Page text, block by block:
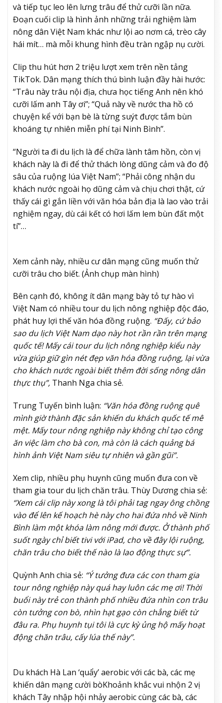
và tiếp tục leo lên lưng trâu để thử cưỡi lần nữa.
Đoạn cuối clip là hình ảnh những trải nghiệm làm
nông dân Việt Nam khác như lội ao nơm cá, trèo cây
hái mít… mà mỗi khung hình đều tràn ngập nụ cười.
Clip thu hút hơn 2 triệu lượt xem trên nền tảng
TikTok. Dân mạng thích thú bình luận đầy hài hước:
“Trâu này trâu nội địa, chưa học tiếng Anh nên khó
cưỡi lấm anh Tây ơi”; “Quả này về nước tha hồ có
chuyện kể với bạn bè là từng suýt được tắm bùn
khoáng tự nhiên miễn phí tại Ninh Bình”.
“Người ta đi du lịch là để chữa lành tâm hồn, còn vị
khách này là đi để thử thách lòng dũng cảm và đo độ
sâu của ruộng lúa Việt Nam”; “Phải công nhận du
khách nước ngoài họ dũng cảm và chịu chơi thật, cứ
thấy cái gì gắn liền với văn hóa bản địa là lao vào trải
nghiệm ngay, dù cái kết có hơi lấm lem bùn đất một
tí”…
Xem cảnh này, nhiều cư dân mạng cũng muốn thử
cưỡi trâu cho biết. (Ảnh chụp màn hình)
Bên cạnh đó, không ít dân mạng bày tỏ tự hào vì
Việt Nam có nhiều tour du lịch nông nghiệp độc đáo,
phát huy lợi thế văn hóa đồng ruộng. “Đấy, cứ bảo
sao du lịch Việt Nam dạo này hot rần rần trên mạng
quốc tế! Mấy cái tour du lịch nông nghiệp kiểu này
vừa giúp giữ gìn nét đẹp văn hóa đồng ruộng, lại vừa
cho khách nước ngoài biết thêm đời sống nông dân
thực thụ”, Thanh Nga chia sẻ.
Trung Tuyến bình luận: “Văn hóa đồng ruộng quê
mình giờ thành đặc sản khiến du khách quốc tế mê
mệt. Mấy tour nông nghiệp này không chỉ tạo công
ăn việc làm cho bà con, mà còn là cách quảng bá
hình ảnh Việt Nam siêu tự nhiên và gần gũi”.
Xem clip, nhiều phụ huynh cũng muốn đưa con về
tham gia tour du lịch chăn trâu. Thùy Dương chia sẻ:
“Xem cái clip này xong là tôi phải tag ngay ông chồng
vào để lên kế hoạch hè này cho hai đứa nhỏ về Ninh
Bình làm một khóa làm nông mới được. Ở thành phố
suốt ngày chỉ biết tivi với iPad, cho về đây lội ruộng,
chăn trâu cho biết thế nào là lao động thực sự”.
Quỳnh Anh chia sẻ: “Ý tưởng đưa các con tham gia
tour nông nghiệp này quá hay luôn các mẹ ơi! Thời
buổi này trẻ con thành phố nhiều đứa nhìn con trâu
còn tưởng con bò, nhìn hạt gạo còn chẳng biết từ
đâu ra. Phụ huynh tụi tôi là cực kỳ ủng hộ mấy hoạt
động chăn trâu, cấy lúa thế này”.
Du khách Hà Lan ‘quẩy’ aerobic với các bà, các mẹ
khiến dân mạng cười bòKhoảnh khắc vui nhộn 2 vị
khách Tây nhập hội nhảy aerobic cùng các bà, các